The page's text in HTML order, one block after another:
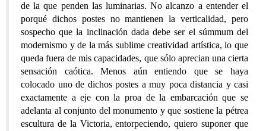
de la que penden las luminarias. No alcanzo a entender el
porqué dichos postes no mantienen la verticalidad, pero
sospecho que la inclinación dada debe ser el súmmum del
modernismo y de la más sublime creatividad artística, lo que
queda fuera de mis capacidades, que sólo aprecian una cierta
sensación caótica. Menos aún entiendo que se haya
colocado uno de dichos postes a muy poca distancia y casi
exactamente a eje con la proa de la embarcación que se
adelanta al conjunto del monumento y que sostiene la pétrea
escultura de la Victoria, entorpeciendo, quiero suponer que